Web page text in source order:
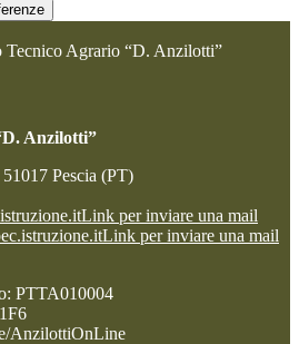
Tecnico Agrario “D. Anzilotti”
Anzilotti”
Pescia (PT)
Link per inviare una mail
Link per inviare una mail
PTTA010004
AnzilottiOnLine